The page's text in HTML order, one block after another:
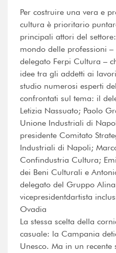
Per costruire una vera e
cultura è prioritario
principali attori del
mondo delle professioni –
delegato Ferpi Cultura –
idee tra gli addetti ai
studio numerosi esperti
confrontati sul tema: il
Letizia Nassuato; Paolo
Unione Industriali di
presidente Comitato
Industriali di Napoli;
Confindustria Cultura;
dei Beni Culturali e
delegato del Gruppo
vicepresidentdartista
Ovadia
La stessa scelta della
casuale: la Campania
Unesco. Ma in un recente